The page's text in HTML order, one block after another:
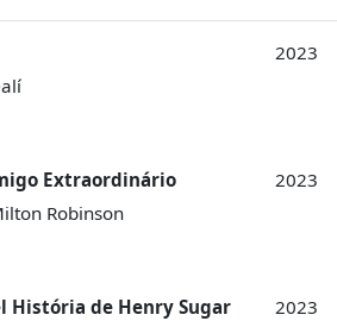
2023
Extraordinário
Robinson
2023
História de Henry Sugar
2023